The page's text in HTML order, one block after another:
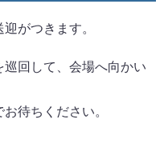
がつきます。
回して、会場へ向かい
待ちください。